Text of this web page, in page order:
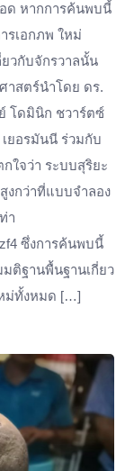
ด หากการค้นพบนี้
รเอกภพ ใหม่
ยวกับจักรวาลนั้น
สตร์นำโดย ดร.
โดมินิก ชวาร์ตซ์
ยอรมันนี ร่วมกับ
ใจว่า ระบบสุริยะ
งกว่าที่แบบจำลอง
า
ซึ่งการค้นพบนี้
ติฐานพื้นฐานเกี่ยว
หม่ทั้งหมด […]